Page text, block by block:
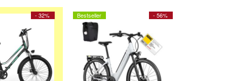
- 32% - 56%
Bestseller